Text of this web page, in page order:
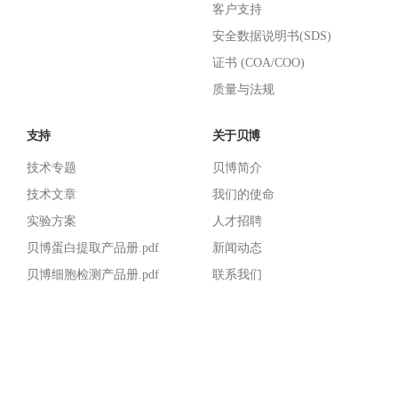
客户支持
安全数据说明书(SDS)
证书 (COA/COO)
质量与法规
支持
技术专题
技术文章
实验方案
贝博蛋白提取产品册.pdf
贝博细胞检测产品册.pdf
关于贝博
贝博简介
我们的使命
人才招聘
新闻动态
联系我们